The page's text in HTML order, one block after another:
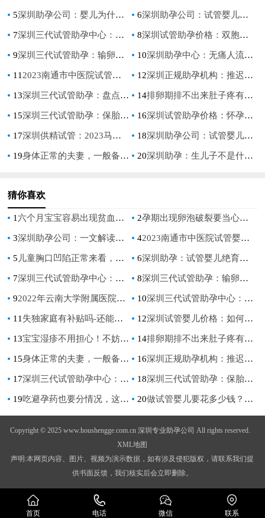
5深圳助孕公司：婴儿为什么会得血癌,血癌应该注意些什么 6深圳助孕公司：试管婴儿的智商并无差异性，与自然怀孕的孩子一样
7深圳三代试管助孕中心：疤痕子宫还可以顺产吗，孕妈妈需要注意的事项！ 8深圳试管助孕价格：双胞胎哪些人容易生,怀双胞胎什么样的人容易早产
9深圳三代试管助孕：输卵管手术后住院恢复期很关键，可别急着回家 10深圳助孕中心：无痛人流后做B超检查很重要，B超检查的时间不能超过四周
11 2023南通市中医院试管婴儿完整攻略手册，附助孕成功率预估 12深圳正规助孕机构：推迟你的绝经期，让你的身体更加健康。
13深圳三代试管助孕：盘点容易怀孕的中药治疗：这几大中成药助孕效果最好 14排卵期排不出来肚子疼有3点原因，卵巢黄体破裂是其一
15深圳三代试管助孕：保胎灵一般服用多久才可以停药,保胎灵吃了真的可以止血吗 16深圳试管助孕价格：怀孕预判男孩的准确方法，孕妇怀男孩最明显的征兆
17深圳供精试管：2023马鞍山人民医院试管婴儿实用操作指引，三代助孕成功率参考 18深圳助孕公司：试管婴儿产检建卡流程是什么,方案因人而异
19身体正常的夫妻，一般备孕多久能怀上？ 20深圳助孕：生儿子不是什么难事，学会这几点心想事成
猜你喜欢
1 六个月宝宝容易出现贫血的症状，附适合贫血宝宝吃的辅食清单_1 2孕期出现卵泡破裂要当心了！需要注意这些点
3深圳助孕公司：一文解读强的松保胎的原理，强的松的这5大功效不可不知 42023南通市中医院试管婴儿完整攻略手册，附助孕成功率预估
5 儿童胸口凹陷正常来看，是怎么回事？ 6深圳助孕：试管婴儿绝育，把生育控制权留在自己手里
7深圳三代试管助孕中心：疤痕子宫还可以顺产吗，孕妈妈需要注意的事项！ 8深圳三代试管助孕：输卵管手术后住院恢复期很关键，可别急着回家
92022年云南大学附属医院试管技术，成功率及助孕费用一览 10深圳三代试管助孕中心：卵泡质量不好影响怀孕吗,如果胎停还有机会保吗
11 失独家庭有补贴吗-还能继续生孩子吗- 12深圳试管婴儿价格：如何判断降调效果如何？主要看这些！
13宝宝湿疹不用担心！不妨先了解这些 14排卵期排不出来肚子疼有3点原因，卵巢黄体破裂是其一
15身体正常的夫妻，一般备孕多久能怀上？ 16深圳正规助孕机构：推迟你的绝经期，让你的身体更加健康。
17深圳三代试管助孕中心：内膜薄，做做这些有助于长内膜的运动吧 18深圳三代试管助孕：保胎灵一般服用多久才可以停药,保胎灵吃了真的可以止血吗
19吃避孕药也要分情况，这些情况下可不用服用 20做试管婴儿要花多少钱？不孕家庭试管助孕费用明细
Copyright © 2025 www.houshengge.com.cn 深圳专业助孕公司 All rights reserved.
XML地图
声明:本网页内容、图片、视频为演示数据，如有涉及侵犯版权，请联系我们提
供书面反馈，我们核实后会立即删除。
首页 电话 微信 联系